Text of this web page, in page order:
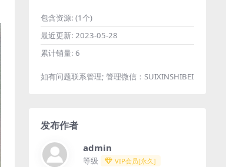
包含资源: (1个)
最近更新: 2023-05-28
累计销量: 6
如有问题联系管理; 管理微信：SUIXINSHIBEI
发布作者
admin
等级 VIP会员[永久]